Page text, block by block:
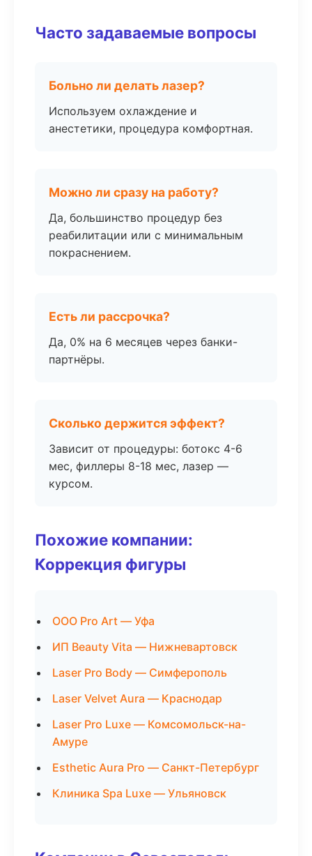
Часто задаваемые вопросы
Больно ли делать лазер?
Используем охлаждение и
анестетики, процедура комфортная.
Можно ли сразу на работу?
Да, большинство процедур без
реабилитации или с минимальным
покраснением.
Есть ли рассрочка?
Да, 0% на 6 месяцев через банки-
партнёры.
Сколько держится эффект?
Зависит от процедуры: ботокс 4-6
мес, филлеры 8-18 мес, лазер —
курсом.
Похожие компании:
Коррекция фигуры
ООО Pro Art — Уфа
ИП Beauty Vita — Нижневартовск
Laser Pro Body — Симферополь
Laser Velvet Aura — Краснодар
Laser Pro Luxe — Комсомольск-на-
Амуре
Esthetic Aura Pro — Санкт-Петербург
Клиника Spa Luxe — Ульяновск